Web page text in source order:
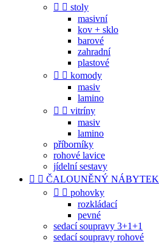
  stoly
masivní
kov + sklo
barové
zahradní
plastové
  komody
masiv
lamino
  vitríny
masiv
lamino
příborníky
rohové lavice
jídelní sestavy
  ČALOUNĚNÝ NÁBYTEK
  pohovky
rozkládací
pevné
sedací soupravy 3+1+1
sedací soupravy rohové